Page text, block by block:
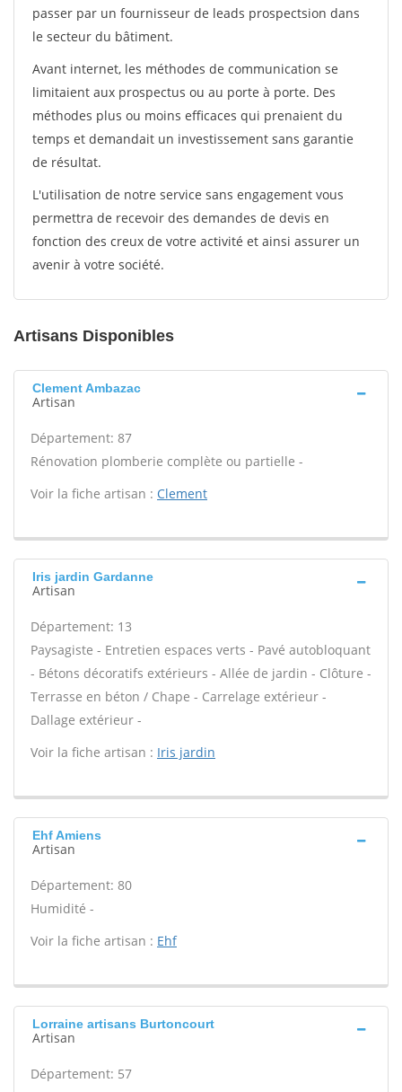
passer par un fournisseur de leads prospectsion dans
le secteur du bâtiment.
Avant internet, les méthodes de communication se
limitaient aux prospectus ou au porte à porte. Des
méthodes plus ou moins efficaces qui prenaient du
temps et demandait un investissement sans garantie
de résultat.
L'utilisation de notre service sans engagement vous
permettra de recevoir des demandes de devis en
fonction des creux de votre activité et ainsi assurer un
avenir à votre société.
Artisans Disponibles
Clement Ambazac
Artisan
Département: 87
Rénovation plomberie complète ou partielle -
Voir la fiche artisan : Clement
Iris jardin Gardanne
Artisan
Département: 13
Paysagiste - Entretien espaces verts - Pavé autobloquant
- Bétons décoratifs extérieurs - Allée de jardin - Clôture -
Terrasse en béton / Chape - Carrelage extérieur -
Dallage extérieur -
Voir la fiche artisan : Iris jardin
Ehf Amiens
Artisan
Département: 80
Humidité -
Voir la fiche artisan : Ehf
Lorraine artisans Burtoncourt
Artisan
Département: 57